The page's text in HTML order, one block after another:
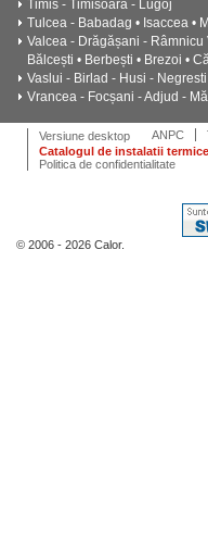
Timis - Timisoara - Lugoj
Tulcea - Babadag • Isaccea •
Valcea - Drăgășani - Râmnicu
Bălcești • Berbești • Brezoi •
Vaslui - Birlad - Husi -
Vrancea - Focșani - Adjud -
Versiune desktop ANPC
Catalogul de instalatii
Politica de confidentialitate
© 2006 - 2026 Calor.